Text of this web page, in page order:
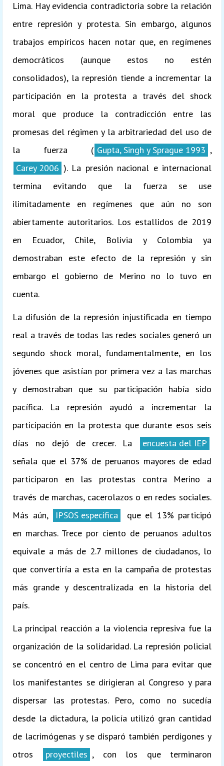
Lima. Hay evidencia contradictoria sobre la relación
entre represión y protesta. Sin embargo, algunos
trabajos empíricos hacen notar que, en regímenes
democráticos (aunque estos no estén
consolidados), la represión tiende a incrementar la
participación en la protesta a través del shock
moral que produce la contradicción entre las
promesas del régimen y la arbitrariedad del uso de
la fuerza ( Gupta, Singh y Sprague 1993 ,
Carey 2006 ). La presión nacional e internacional
termina evitando que la fuerza se use
ilimitadamente en regímenes que aún no son
abiertamente autoritarios. Los estallidos de 2019
en Ecuador, Chile, Bolivia y Colombia ya
demostraban este efecto de la represión y sin
embargo el gobierno de Merino no lo tuvo en
cuenta.
La difusión de la represión injustificada en tiempo
real a través de todas las redes sociales generó un
segundo shock moral, fundamentalmente, en los
jóvenes que asistían por primera vez a las marchas
y demostraban que su participación había sido
pacífica. La represión ayudó a incrementar la
participación en la protesta que durante esos seis
días no dejó de crecer. La
encuesta del IEP
señala que el 37% de peruanos mayores de edad
participaron en las protestas contra Merino a
través de marchas, cacerolazos o en redes sociales.
Más aún,
IPSOS especifica
que el 13% participó
en marchas. Trece por ciento de peruanos adultos
equivale a más de 2.7 millones de ciudadanos, lo
que convertiría a esta en la campaña de protestas
más grande y descentralizada en la historia del
país.
La principal reacción a la violencia represiva fue la
organización de la solidaridad. La represión policial
se concentró en el centro de Lima para evitar que
los manifestantes se dirigieran al Congreso y para
dispersar las protestas. Pero, como no sucedía
desde la dictadura, la policía utilizó gran cantidad
de lacrimógenas y se disparó también perdigones y
otros
proyectiles , con los que terminaron